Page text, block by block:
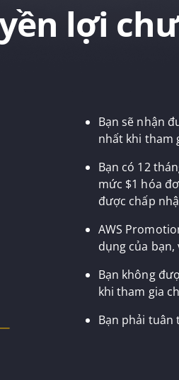
lợi
Bạn sẽ nhận
nhất khi tham
Bạn có 12
mức $1 hóa
được chấp
AWS
dụng của
Bạn không
khi tham gia
Bạn phải tuân